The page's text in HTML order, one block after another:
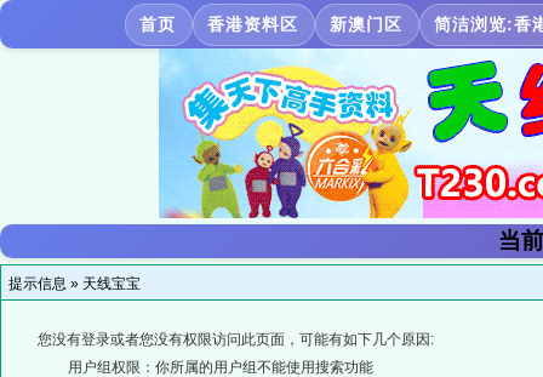
首页 香港资料区 新澳门区 简洁浏览:香
当
提示信息 » 天线宝宝
您没有登录或者您没有权限访问此页面，可能有如下几个原因:
用户组权限：你所属的用户组不能使用搜索功能